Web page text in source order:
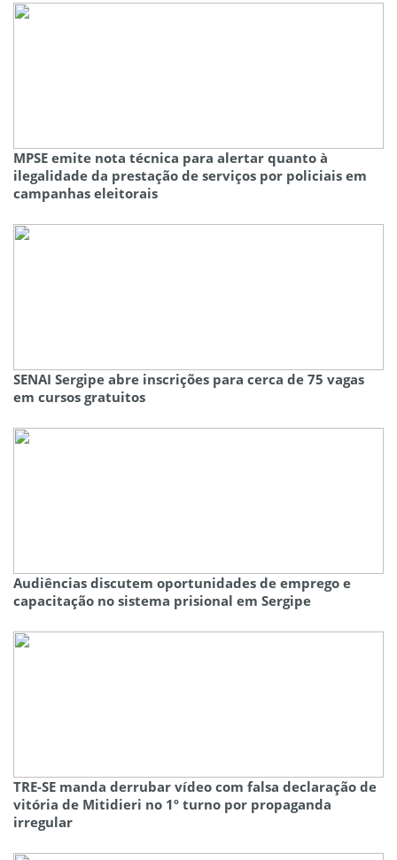
MPSE emite nota técnica para alertar quanto à
ilegalidade da prestação de serviços por policiais em
campanhas eleitorais
SENAI Sergipe abre inscrições para cerca de 75 vagas
em cursos gratuitos
Audiências discutem oportunidades de emprego e
capacitação no sistema prisional em Sergipe
TRE-SE manda derrubar vídeo com falsa declaração de
vitória de Mitidieri no 1º turno por propaganda
irregular